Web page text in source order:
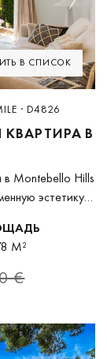
В СПИСОК
Next
· D4826
В
в Montebello Hills
эстетику в
Миле, сочетает
M²
€